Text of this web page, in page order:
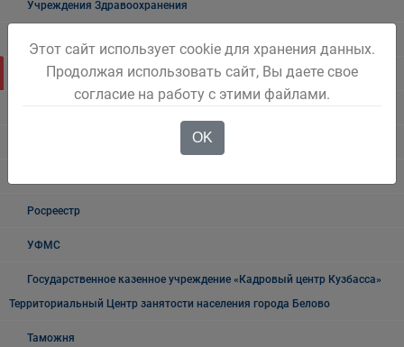
Учреждения Здравоохранения
Прокуратура информирует
Росреестр
УФМС
Государственное казенное учреждение «Кадровый центр Кузбасса»
Территориальный Центр занятости населения города Белово
Таможня
Этот сайт использует cookie для хранения данных.
Продолжая использовать сайт, Вы даете свое
согласие на работу с этими файлами.
OK